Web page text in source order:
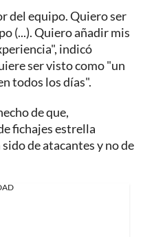
del equipo. Quiero ser
(...). Quiero añadir mis
indicó
ser visto como "un
todos los días".
de que,
fichajes estrella
de atacantes y no de